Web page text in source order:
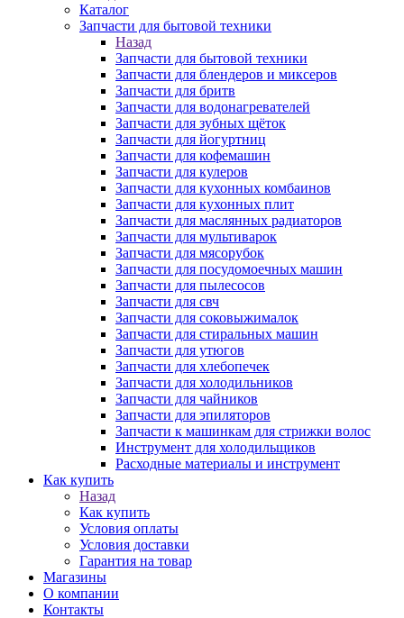
Каталог
Запчасти для бытовой техники
Назад
Запчасти для бытовой техники
Запчасти для блендеров и миксеров
Запчасти для бритв
Запчасти для водонагревателей
Запчасти для зубных щёток
Запчасти для йогуртниц
Запчасти для кофемашин
Запчасти для кулеров
Запчасти для кухонных комбаинов
Запчасти для кухонных плит
Запчасти для маслянных радиаторов
Запчасти для мультиварок
Запчасти для мясорубок
Запчасти для посудомоечных машин
Запчасти для пылесосов
Запчасти для свч
Запчасти для соковыжималок
Запчасти для стиральных машин
Запчасти для утюгов
Запчасти для хлебопечек
Запчасти для холодильников
Запчасти для чайников
Запчасти для эпиляторов
Запчасти к машинкам для стрижки волос
Инструмент для холодильщиков
Расходные материалы и инструмент
Как купить
Назад
Как купить
Условия оплаты
Условия доставки
Гарантия на товар
Магазины
О компании
Контакты